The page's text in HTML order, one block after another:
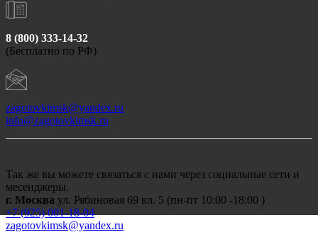
8 (800) 333-14-32
(Бесплатно по РФ)
zagotovkimsk@yandex.ru
info@zagotovkimsk.ru
Так же вы можете связаться с нами через социальные сети и
месенджеры.
г. Москва ул. Рябиновая 69 вл. 5 (пн-пт 10:00 -18:00 )
+7 (925) 001-18-04
zagotovkimsk@yandex.ru